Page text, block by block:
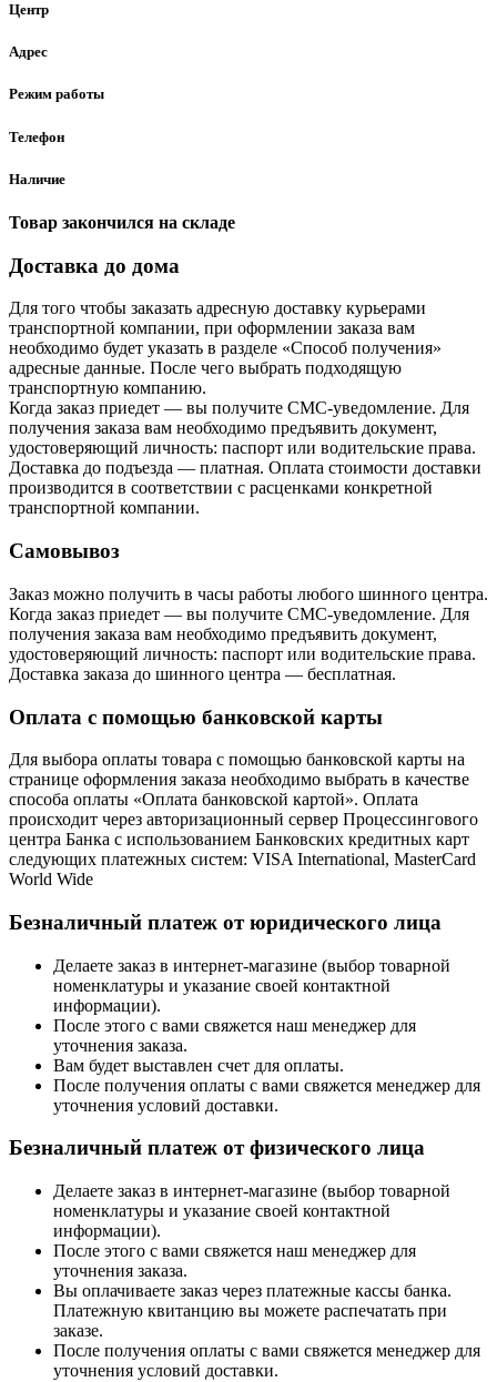
Центр
Адрес
Режим работы
Телефон
Наличие
Товар закончился на складе
Доставка до дома
Для того чтобы заказать адресную доставку курьерами
транспортной компании, при оформлении заказа вам
необходимо будет указать в разделе «Способ получения»
адресные данные. После чего выбрать подходящую
транспортную компанию.
Когда заказ приедет — вы получите СМС-уведомление. Для
получения заказа вам необходимо предъявить документ,
удостоверяющий личность: паспорт или водительские права.
Доставка до подъезда — платная. Оплата стоимости доставки
производится в соответствии с расценками конкретной
транспортной компании.
Самовывоз
Заказ можно получить в часы работы любого шинного центра.
Когда заказ приедет — вы получите СМС-уведомление. Для
получения заказа вам необходимо предъявить документ,
удостоверяющий личность: паспорт или водительские права.
Доставка заказа до шинного центра — бесплатная.
Оплата с помощью банковской карты
Для выбора оплаты товара с помощью банковской карты на
странице оформления заказа необходимо выбрать в качестве
способа оплаты «Оплата банковской картой». Оплата
происходит через авторизационный сервер Процессингового
центра Банка с использованием Банковских кредитных карт
следующих платежных систем: VISA International, MasterCard
World Wide
Безналичный платеж от юридического лица
Делаете заказ в интернет-магазине (выбор товарной
номенклатуры и указание своей контактной
информации).
После этого с вами свяжется наш менеджер для
уточнения заказа.
Вам будет выставлен счет для оплаты.
После получения оплаты с вами свяжется менеджер для
уточнения условий доставки.
Безналичный платеж от физического лица
Делаете заказ в интернет-магазине (выбор товарной
номенклатуры и указание своей контактной
информации).
После этого с вами свяжется наш менеджер для
уточнения заказа.
Вы оплачиваете заказ через платежные кассы банка.
Платежную квитанцию вы можете распечатать при
заказе.
После получения оплаты с вами свяжется менеджер для
уточнения условий доставки.